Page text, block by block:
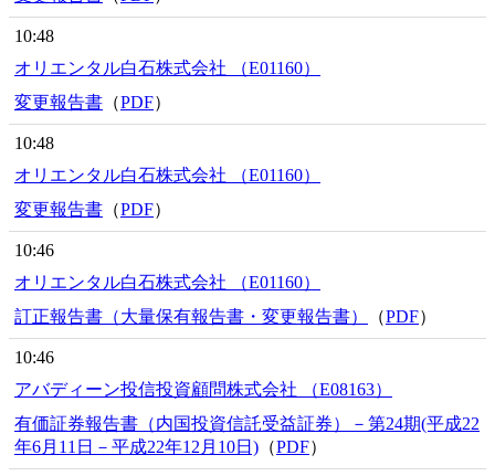
10:48
オリエンタル白石株式会社 （E01160）
変更報告書 （PDF）
10:48
オリエンタル白石株式会社 （E01160）
変更報告書 （PDF）
10:46
オリエンタル白石株式会社 （E01160）
訂正報告書（大量保有報告書・変更報告書）
（PDF）
10:46
アバディーン投信投資顧問株式会社 （E08163）
有価証券報告書（内国投資信託受益証券）－第24期(平成22
年6月11日－平成22年12月10日) （PDF）